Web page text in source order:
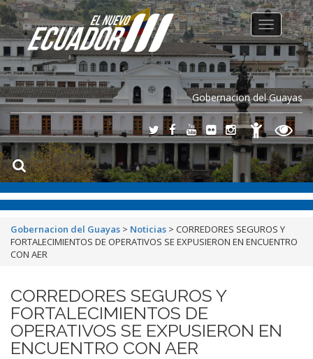
Gobernacion del Guayas
Toggle
navigation
Gobernacion del Guayas > Noticias > CORREDORES SEGUROS Y
FORTALECIMIENTOS DE OPERATIVOS SE EXPUSIERON EN ENCUENTRO
CON AER
CORREDORES SEGUROS Y
FORTALECIMIENTOS DE
OPERATIVOS SE EXPUSIERON EN
ENCUENTRO CON AER